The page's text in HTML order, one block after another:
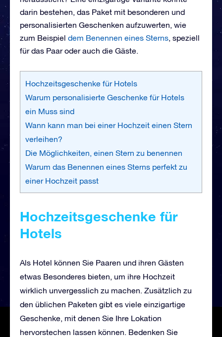
darin bestehen, das Paket mit besonderen und
personalisierten Geschenken aufzuwerten, wie
zum Beispiel dem Benennen eines Sterns, speziell
für das Paar oder auch die Gäste.
Hochzeitsgeschenke für Hotels
Warum personalisierte Geschenke für Hotels
ein Muss sind
Wann kann man bei einer Hochzeit einen Stern
verleihen?
Die Möglichkeiten, einen Stern zu benennen
Warum das Benennen eines Sterns perfekt zu
einer Hochzeit passt
Hochzeitsgeschenke für
Hotels
Als Hotel können Sie Paaren und ihren Gästen
etwas Besonderes bieten, um ihre Hochzeit
wirklich unvergesslich zu machen. Zusätzlich zu
den üblichen Paketen gibt es viele einzigartige
Geschenke, mit denen Sie Ihre Lokation
hervorstechen lassen können. Bedenken Sie